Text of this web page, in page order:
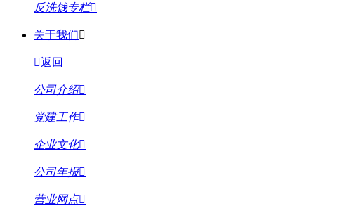
反洗钱专栏
关于我们
返回
公司介绍
党建工作
企业文化
公司年报
营业网点